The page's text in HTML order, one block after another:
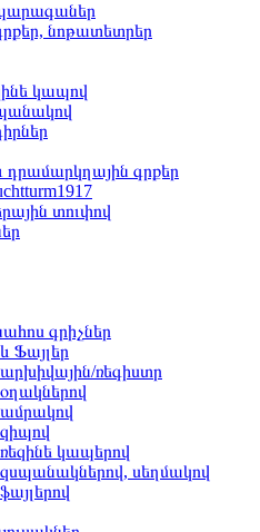
նոթատետրեր
կապով
դրամարկղային գրքեր
տուփով
գրիչներ
Ֆայլեր
ռեգիստր
կապերով
սեղմակով